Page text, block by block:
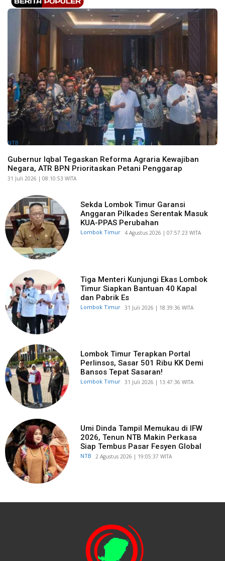
NTB
Gubernur Iqbal Tegaskan Reforma Agraria Kewajiban
Negara, ATR BPN Prioritaskan Petani Penggarap
​31 Juli 2026 | 08:10:53 WITA
Sekda Lombok Timur Garansi
Anggaran Pilkades Serentak Masuk
KUA-PPAS Perubahan
Lombok Timur ​4 Agustus 2026 | 07:57:23 WITA
Tiga Menteri Kunjungi Ekas Lombok
Timur Siapkan Bantuan 40 Kapal
dan Pabrik Es
Lombok Timur ​31 Juli 2026 | 18:39:36 WITA
Lombok Timur Terapkan Portal
Perlinsos, Sasar 501 Ribu KK Demi
Bansos Tepat Sasaran!
Lombok Timur ​31 Juli 2026 | 13:47:36 WITA
Umi Dinda Tampil Memukau di IFW
2026, Tenun NTB Makin Perkasa
Siap Tembus Pasar Fesyen Global
NTB ​2 Agustus 2026 | 19:05:37 WITA